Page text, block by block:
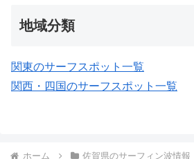
地域分類
関東のサーフスポット一覧
関西・四国のサーフスポット一覧
ホーム
佐賀県のサーフィン波情